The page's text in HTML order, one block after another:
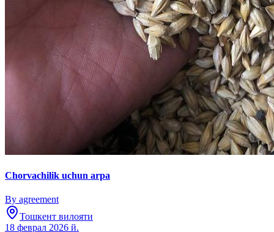
Chorvachilik uchun arpa
By agreement
Тошкент вилояти
18 феврал 2026 й.